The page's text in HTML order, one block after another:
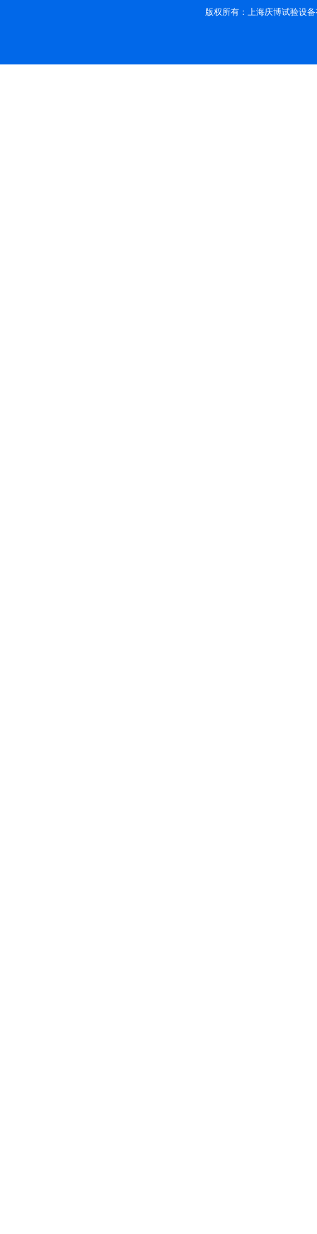
版权所有：上海庆博试验设